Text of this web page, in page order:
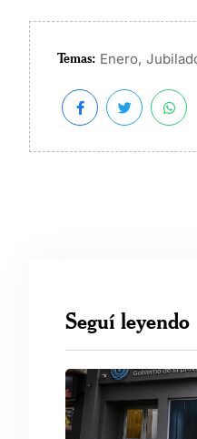
Temas: Enero,
Seguí leyendo